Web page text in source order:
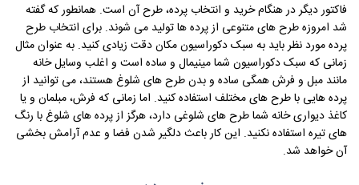
فاکتور دیگر در هنگام خرید و انتخاب پرده، طرح آن است. همانطور که گفته
شد امروزه طرح های متنوعی از پرده ها تولید می شوند. برای انتخاب طرح
پرده مورد نظر باید به سبک دکوراسیون مکان دقت زیادی کنید. به عنوان مثال
زمانی که سبک دکوراسیون شما مینیمال و ساده است و اغلب وسایل خانه
مانند مبل و فرش همگی ساده و بدن طرح های شلوغ هستند، می توانید از
پرده هایی با طرح های مختلف استفاده کنید. اما زمانی که فرش، مبلمان و یا
کاغذ دیواری خانه شما طرح های شلوغی دارد، هرگز از پرده های شلوغ با رنگ
های تیره استفاده نکنید. این کار باعث دلگیر شدن فضا و عدم آرامش بخشی
آن خواهد شد.